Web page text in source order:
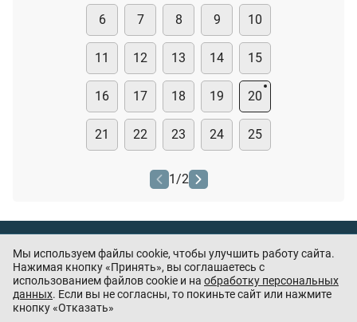
6 7 8 9 10
11 12 13 14 15
16 17 18 19 20
21 22 23 24 25
1/2
Нашли ошибку или есть предложения? —напишите
нам
Приложения партнёров:
Мы используем файлы cookie, чтобы улучшить работу сайта.
Нажимая кнопку «Принять», вы соглашаетесь с
использованием файлов cookie и на обработку персональных
данных. Если вы не согласны, то покиньте сайт или нажмите
кнопку «Отказать»